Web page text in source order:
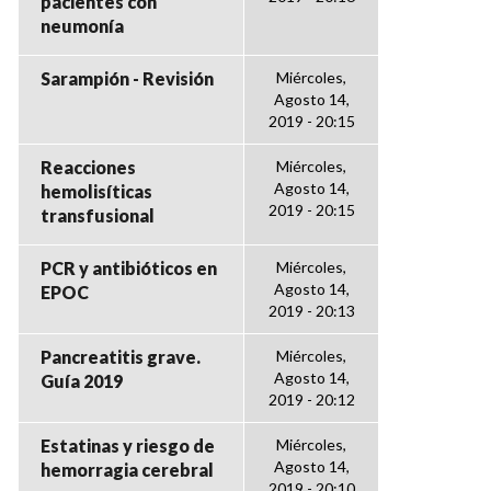
neumonía
Sarampión - Revisión
Miércoles,
Agosto 14,
2019 - 20:15
Reacciones
hemolisíticas
transfusional
Miércoles,
Agosto 14,
2019 - 20:15
PCR y antibióticos en
EPOC
Miércoles,
Agosto 14,
2019 - 20:13
Pancreatitis grave.
Guía 2019
Miércoles,
Agosto 14,
2019 - 20:12
Estatinas y riesgo de
hemorragia cerebral
Miércoles,
Agosto 14,